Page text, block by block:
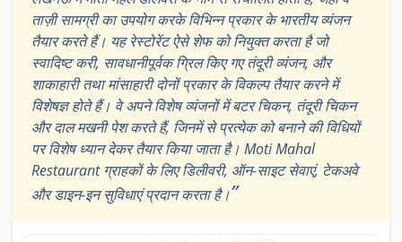
ताज़ी सामग्री का उपयोग करके विभिन्न प्रकार के भारतीय व्यंजन
तैयार करते हैं। यह रेस्टोरेंट ऐसे शेफ को नियुक्त करता है जो
स्वादिष्ट करी, सावधानीपूर्वक ग्रिल किए गए तंदूरी व्यंजन, और
शाकाहारी तथा मांसाहारी दोनों प्रकार के विकल्प तैयार करने में
विशेषज्ञ होते हैं। वे अपने विशेष व्यंजनों में बटर चिकन, तंदूरी चिकन
और दाल मखनी पेश करते हैं, जिनमें से प्रत्येक को बनाने की विधियों
पर विशेष ध्यान देकर तैयार किया जाता है। Moti Mahal
Restaurant ग्राहकों के लिए डिलीवरी, ऑन-साइट सेवाएं, टेकअवे
और डाइन-इन सुविधाएं प्रदान करता है।”